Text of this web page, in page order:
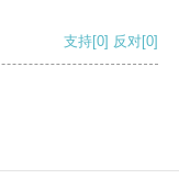
支持[0] 反对[0]